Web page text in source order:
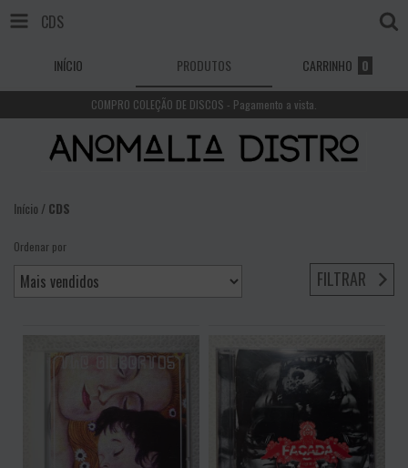
CDS
INÍCIO PRODUTOS CARRINHO 0
COMPRO COLEÇÃO DE DISCOS - Pagamento a vista.
Início /CDS
Ordenar por
FILTRAR